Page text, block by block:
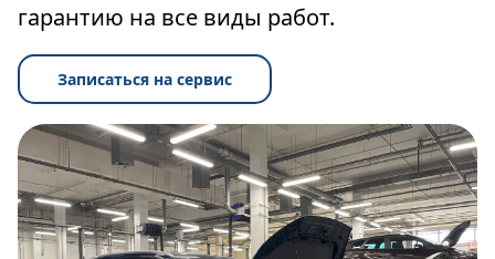
гарантию на все виды работ.
Записаться на сервис